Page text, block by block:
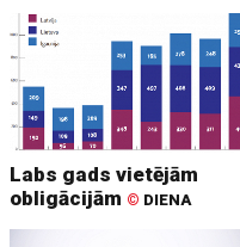
Labs gads vietējām
obligācijām © DIENA